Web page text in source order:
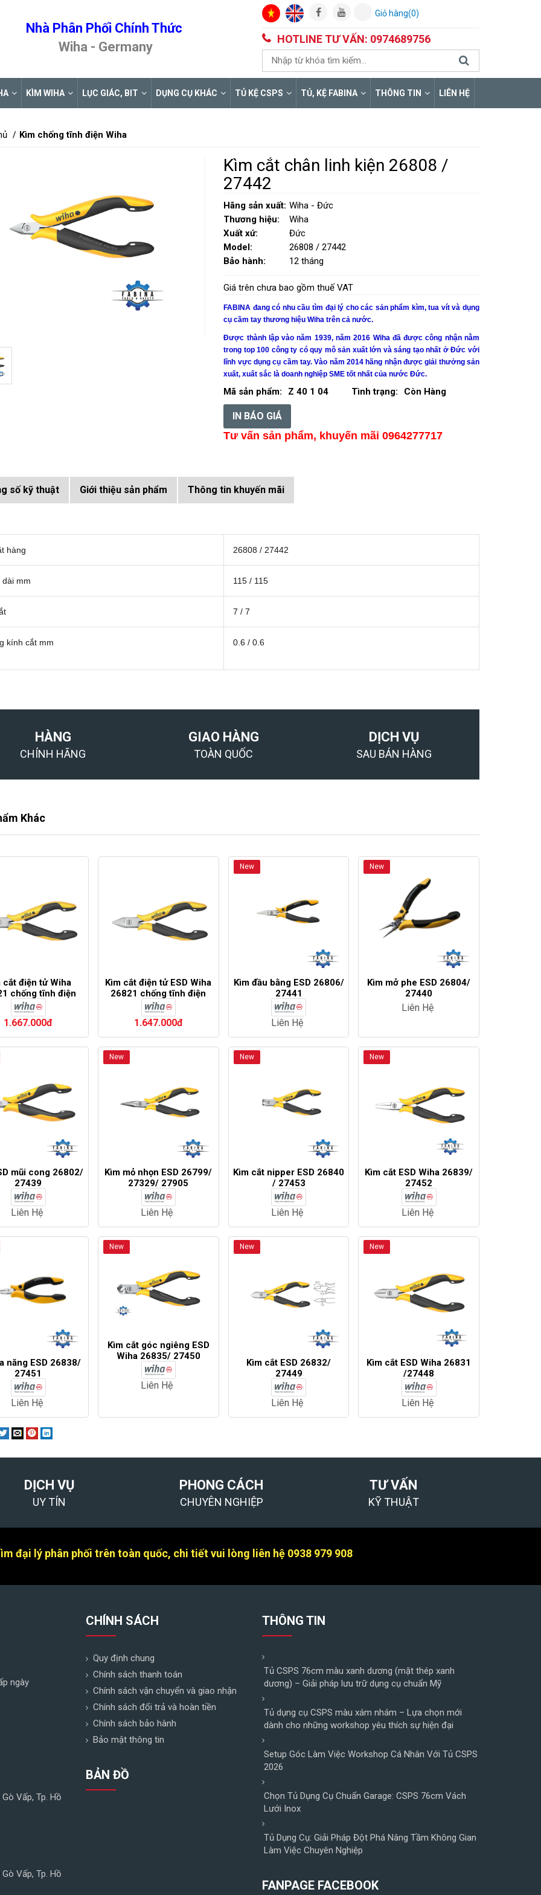
Nhà Phân Phối Chính Thức
Wiha - Germany
Giỏ hàng(0)
HOTLINE TƯ VẤN: 0974689756
KÌM WIHA LỤC GIÁC, BIT DỤNG CỤ KHÁC TỦ KỆ CSPS TỦ, KỆ FABINA THÔNG TIN LIÊN HỆ
Kìm chống tĩnh điện Wiha
Kìm cắt chân linh kiện 26808 /
27442
Hãng sản xuất: Wiha - Đức
Thương hiệu:
Wiha
Xuất xứ:
Đức
Model:
26808 / 27442
Bảo hành:
12 tháng
Giá trên chưa bao gồm thuế VAT
FABINA đang có nhu cầu tìm đại lý cho các sản phẩm kìm, tua vít và dụng
cụ cầm tay thương hiệu Wiha trên cả nước.
Được thành lập vào năm 1939, năm 2016 Wihađã được công nhận nằm
trong top 100 công ty có quy mô sản xuất lớn và sáng tạo nhất ở Đức với
lĩnh vực dụng cụ cầm tay. Vào năm 2014 hãng nhận được giải thưởng sản
xuất, xuất sắc là doanh nghiệp SME tốt nhất của nước Đức.
Mã sản phẩm: Z 40 1 04 Tình trạng: Còn Hàng
IN BÁO GIÁ
Tư vấn sản phẩm, khuyến mãi 0964277717
số kỹ thuật Giới thiệu sản phẩm Thông tin khuyến mãi
hàng 26808 / 27442
dài mm 115 / 115
7 / 7
kính cắt mm 0.6 / 0.6
HÀNG
CHÍNH HÃNG
GIAO HÀNG
TOÀN QUỐC
DỊCH VỤ
SAU BÁN HÀNG
Khác
cắt điện tử Wiha
chống tĩnh điện
1.667.000đ
Kìm cắt điện tử ESD Wiha
26821 chống tĩnh điện
1.647.000đ
New
Kìm đầu bằng ESD 26806/
27441
Liên Hệ
New
Kìm mở phe ESD 26804/
27440
Liên Hệ
mũi cong 26802/
27439
Liên Hệ
New
Kìm mỏ nhọn ESD 26799/
27329/ 27905
Liên Hệ
New
Kìm cắt nipper ESD 26840
/ 27453
Liên Hệ
New
Kìm cắt ESD Wiha 26839/
27452
Liên Hệ
năng ESD 26838/
27451
Liên Hệ
New
Kìm cắt góc ngiêng ESD
Wiha 26835/ 27450
Liên Hệ
New
Kìm cắt ESD 26832/
27449
Liên Hệ
New
Kìm cắt ESD Wiha 26831
/27448
Liên Hệ
DỊCH VỤ
UY TÍN
PHONG CÁCH
CHUYÊN NGHIỆP
TƯ VẤN
KỸ THUẬT
đại lý phân phối trên toàn quốc, chi tiết vui lòng liên hệ 0938 979 908
ngày
Vấp, Tp. Hồ
Vấp, Tp. Hồ
CHÍNH SÁCH
Quy định chung
Chính sách thanh toán
Chính sách vận chuyển và giao nhận
Chính sách đổi trả và hoàn tiền
Chính sách bảo hành
Bảo mật thông tin
BẢN ĐỒ
THÔNG TIN
Tủ CSPS 76cm màu xanh dương (mặt thép xanh
dương) – Giải pháp lưu trữ dụng cụ chuẩn Mỹ
Tủ dụng cụ CSPS màu xám nhám – Lựa chọn mới
dành cho những workshop yêu thích sự hiện đại
Setup Góc Làm Việc Workshop Cá Nhân Với Tủ CSPS
2026
Chọn Tủ Dụng Cụ Chuẩn Garage: CSPS 76cm Vách
Lưới Inox
Tủ Dụng Cụ: Giải Pháp Đột Phá Nâng Tầm Không Gian
Làm Việc Chuyên Nghiệp
FANPAGE FACEBOOK